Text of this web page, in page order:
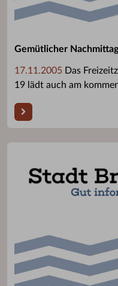
Gemütlicher
17.11.2005 Das
19 lädt auch am